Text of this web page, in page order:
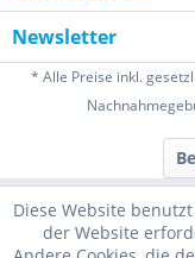
Newsletter
* Alle Preise inkl.
Diese Website
der Website